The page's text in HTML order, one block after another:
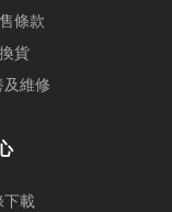
條款
貨
維修
下載